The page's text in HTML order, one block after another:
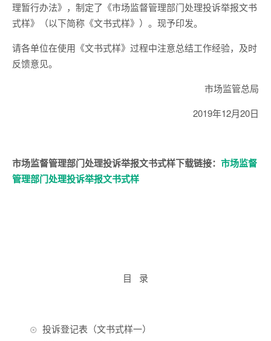
理暂行办法》，制定了《市场监督管理部门处理投诉举报文书
式样》（以下简称《文书式样》）。现予印发。
请各单位在使用《文书式样》过程中注意总结工作经验，及时
反馈意见。
市场监管总局
2019年12月20日
市场监督管理部门处理投诉举报文书式样下载链接： 市场监督
管理部门处理投诉举报文书式样
目 录
投诉登记表（文书式样一）